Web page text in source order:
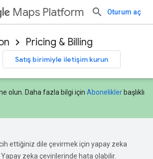
Maps Platform Oturum aç
Pricing & Billing
Satış birimiyle iletişim kurun
olun. Daha fazla bilgi için Abonelikler başlıklı
ettiğiniz dile çevirmek için yapay zeka
zeka çevirilerinde hata olabilir.